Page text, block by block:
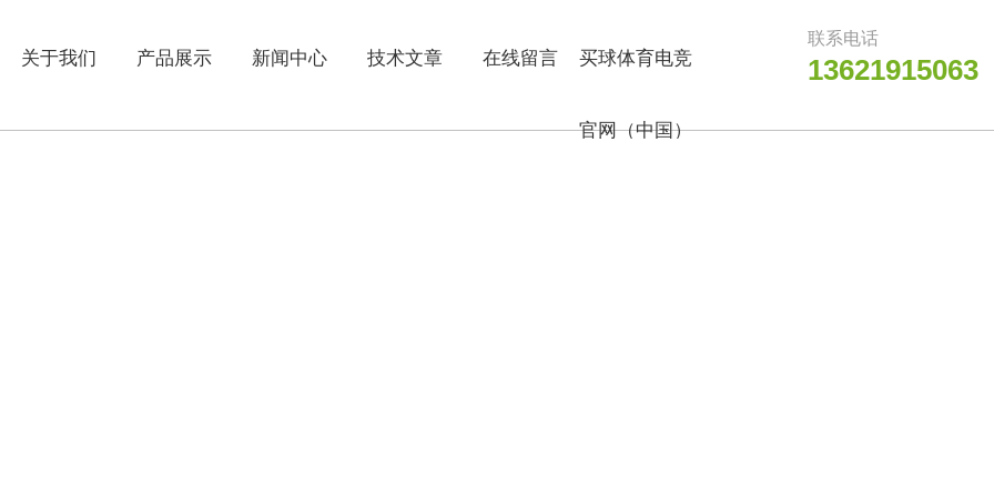
关于我们 产品展示 新闻中心 技术文章 在线留言 买球体育电竞
官网（中国）
联系电话
13621915063